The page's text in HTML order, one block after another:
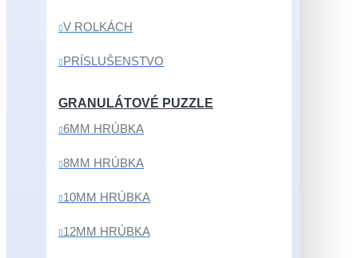
V ROLKÁCH
PRÍSLUŠENSTVO
GRANULÁTOVÉ PUZZLE
6MM HRÚBKA
8MM HRÚBKA
10MM HRÚBKA
12MM HRÚBKA